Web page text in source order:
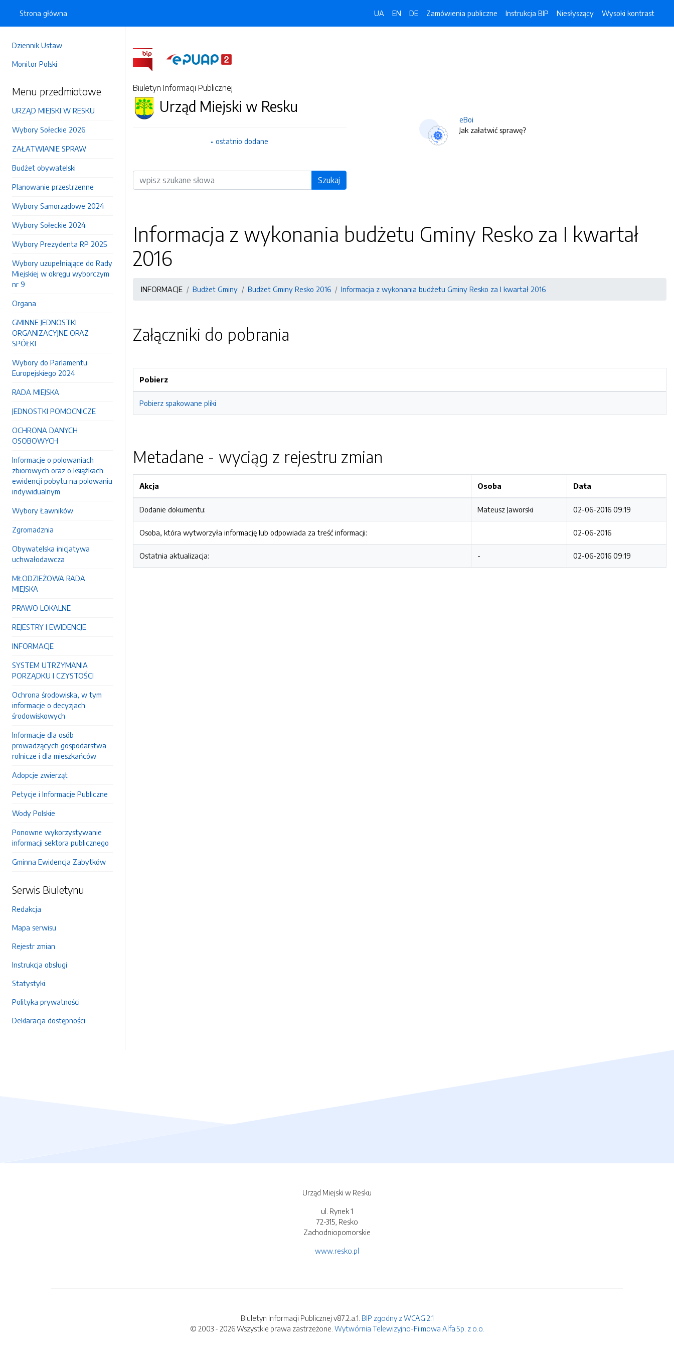
Dziennik Ustaw
Monitor Polski
Menu przedmiotowe
URZĄD MIEJSKI W RESKU
Wybory Sołeckie 2026
ZAŁATWIANIE SPRAW
Budżet obywatelski
Planowanie przestrzenne
Wybory Samorządowe 2024
Wybory Sołeckie 2024
Wybory Prezydenta RP 2025
Wybory uzupełniające do Rady
Miejskiej w okręgu wyborczym
nr 9
Organa
GMINNE JEDNOSTKI
ORGANIZACYJNE ORAZ
SPÓŁKI
Wybory do Parlamentu
Europejskiego 2024
RADA MIEJSKA
JEDNOSTKI POMOCNICZE
OCHRONA DANYCH
OSOBOWYCH
Informacje o polowaniach
zbiorowych oraz o książkach
ewidencji pobytu na polowaniu
indywidualnym
Wybory Ławników
Zgromadznia
Obywatelska inicjatywa
uchwałodawcza
MŁODZIEŻOWA RADA
MIEJSKA
PRAWO LOKALNE
REJESTRY I EWIDENCJE
INFORMACJE
SYSTEM UTRZYMANIA
PORZĄDKU I CZYSTOŚCI
Ochrona środowiska, w tym
informacje o decyzjach
środowiskowych
Informacje dla osób
prowadzących gospodarstwa
rolnicze i dla mieszkańców
Adopcje zwierząt
Petycje i Informacje Publiczne
Wody Polskie
Ponowne wykorzystywanie
informacji sektora publicznego
Gminna Ewidencja Zabytków
Serwis Biuletynu
Redakcja
Mapa serwisu
Rejestr zmian
Instrukcja obsługi
Statystyki
Polityka prywatności
Deklaracja dostępności
Strona główna UA EN DE Zamówienia publiczne Instrukcja BIP Niesłyszący Wysoki kontrast
Biuletyn Informacji Publicznej
Urząd Miejski w Resku
ostatnio dodane
Wyszukiwarka Szukaj
eBoi
Jak załatwić sprawę?
Informacja z wykonania budżetu Gminy Resko za I kwartał
2016
INFORMACJE Budżet Gminy Budżet Gminy Resko 2016 Informacja z wykonania budżetu Gminy Resko za I kwartał 2016
Załączniki do pobrania
Pobierz
Pobierz spakowane pliki
Metadane - wyciąg z rejestru zmian
Akcja Osoba Data
Dodanie dokumentu: Mateusz Jaworski 02-06-2016 09:19
Osoba, która wytworzyła informację lub odpowiada za treść informacji: 02-06-2016
Ostatnia aktualizacja: - 02-06-2016 09:19
Urząd Miejski w Resku
ul. Rynek 1
72-315, Resko
Zachodniopomorskie
www.resko.pl
Biuletyn Informacji Publicznej v87.2.a.1. BIP zgodny z WCAG 2.1
© 2003 - 2026 Wszystkie prawa zastrzeżone. Wytwórnia Telewizyjno-Filmowa Alfa Sp. z o.o.